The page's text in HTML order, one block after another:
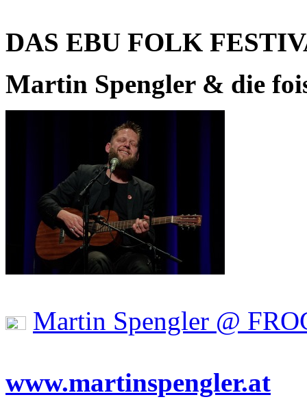
DAS EBU FOLK
Martin Spengler & die
Martin Spengler @
www.martinspengler.at